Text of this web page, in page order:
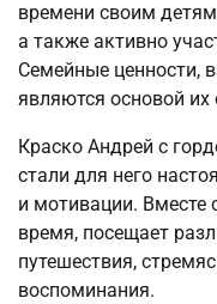
времени своим
а также активно
Семейные ценности,
являются основой их
Краско Андрей с
стали для него
и мотивации. Вместе
время, посещает
путешествия,
воспоминания.